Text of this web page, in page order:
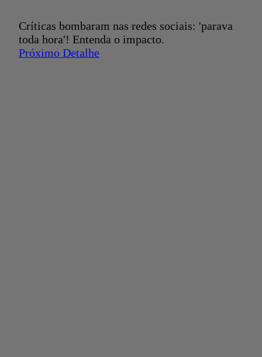
Críticas bombaram nas redes sociais: 'parava
toda hora'! Entenda o impacto.
Próximo Detalhe